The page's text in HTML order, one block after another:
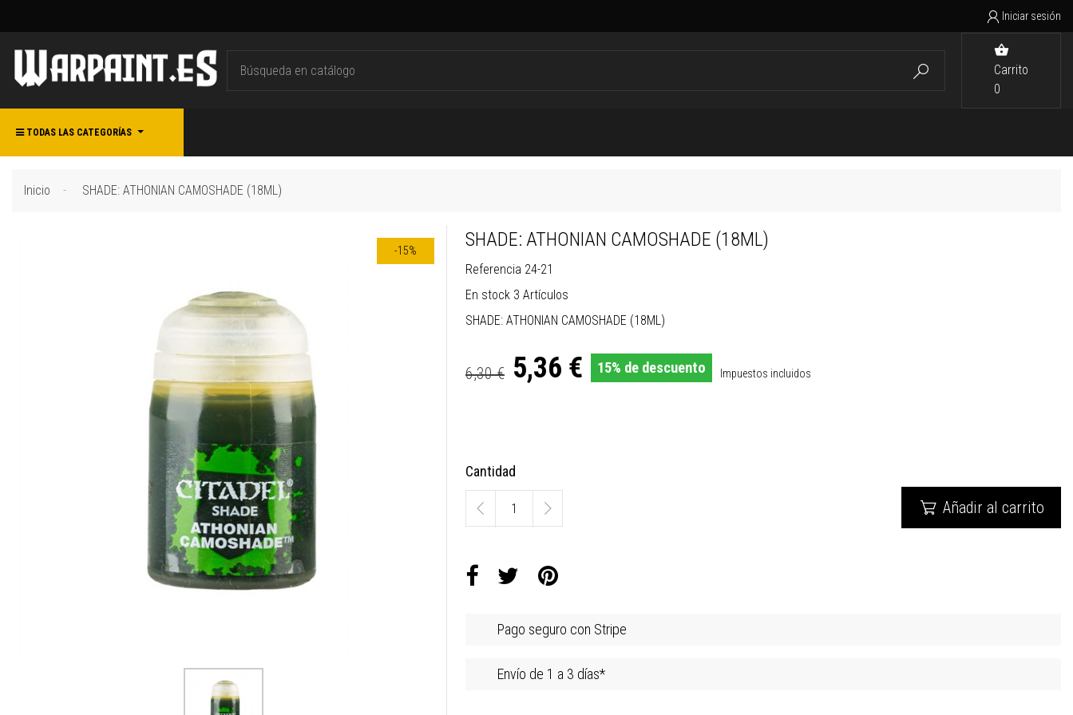
 Iniciar sesión


Carrito
0
TODAS LAS CATEGORÍAS
Inicio SHADE: ATHONIAN CAMOSHADE (18ML)
-15%
SHADE: ATHONIAN CAMOSHADE (18ML)
Referencia 24-21
En stock 3 Artículos
SHADE: ATHONIAN CAMOSHADE (18ML)
6,30 € 5,36 € 15% de descuento Impuestos incluidos
Cantidad
 Añadir al carrito
Pago seguro con Stripe
Envío de 1 a 3 días*